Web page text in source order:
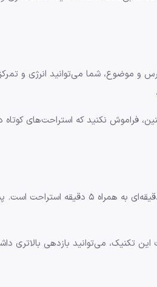
و موضوع، شما می‌توانید انرژی و
فراموش نکنید که استراحت‌های کوتاه
تکنیک، می‌توانید بازدهی بالاتری